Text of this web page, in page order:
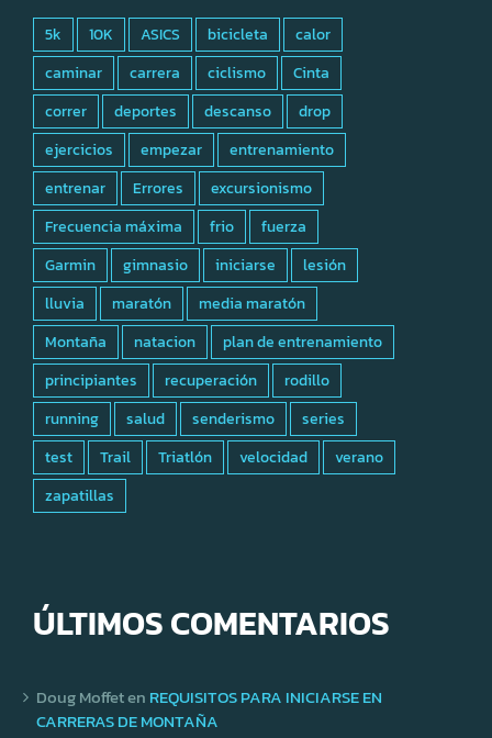
5k 10K ASICS bicicleta
calor
caminar
carrera ciclismo
Cinta
correr
deportes descanso
drop
ejercicios
empezar
entrenamiento
entrenar
Errores
excursionismo
Frecuencia máxima
frio
fuerza
Garmin
gimnasio iniciarse
lesión
lluvia
maratón
media maratón
Montaña
natacion
plan de entrenamiento
principiantes
recuperación
rodillo
running
salud senderismo
series
test
Trail Triatlón velocidad
verano
zapatillas
ÚLTIMOS COMENTARIOS
Doug Moffeten REQUISITOS PARA INICIARSE EN
CARRERAS DE MONTAÑA